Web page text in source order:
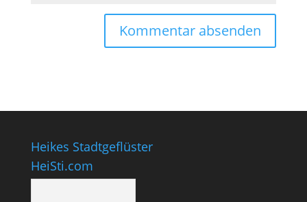
Heikes Stadtgeflüster
HeiSti.com